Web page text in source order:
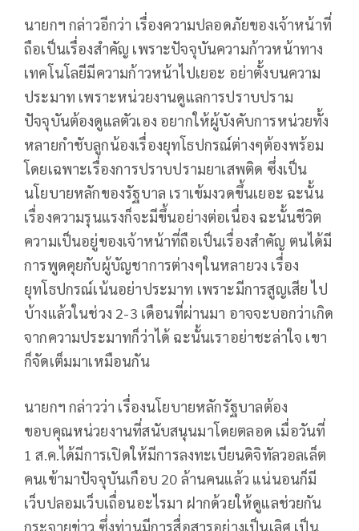
นายกฯ กล่าวอีกว่า เรื่องความปลอดภัยของเจ้าหน้าที่
ถือเป็นเรื่องสำคัญ เพราะปัจจุบันความก้าวหน้าทาง
เทคโนโลยีมีความก้าวหน้าไปเยอะ อย่าตั้งบนความ
ประมาท เพราะหน่วยงานดูแลการปราบปราม
ปัจจุบันต้องดูแลตัวเอง อยากให้ผู้บังคับการหน่วยทั้ง
หลายกำชับลูกน้องเรื่องยุทโธปกรณ์ต่างๆต้องพร้อม
โดยเฉพาะเรื่องการปราบปรามยาเสพติด ซึ่งเป็น
นโยบายหลักของรัฐบาล เราเข้มงวดขึ้นเยอะ ฉะนั้น
เรื่องความรุนแรงก็จะมีขึ้นอย่างต่อเนื่อง ฉะนั้นชีวิต
ความเป็นอยู่ของเจ้าหน้าที่ถือเป็นเรื่องสำคัญ ตนได้มี
การพูดคุยกับผู้บัญชาการต่างๆในหลายวง เรื่อง
ยุทโธปกรณ์เน้นอย่าประมาท เพราะมีการสูญเสีย ไป
บ้างแล้วในช่วง 2-3 เดือนที่ผ่านมา อาจจะบอกว่าเกิด
จากความประมาทก็ว่าได้ ฉะนั้นเราอย่าชะล่าใจ เขา
ก็จัดเต็มมาเหมือนกัน
นายกฯ กล่าวว่า เรื่องนโยบายหลักรัฐบาลต้อง
ขอบคุณหน่วยงานที่สนับสนุนมาโดยตลอด เมื่อวันที่
1 ส.ค.ได้มีการเปิดให้มีการลงทะเบียนดิจิทัลวอลเล็ต
คนเข้ามาปัจจุบันเกือบ 20 ล้านคนแล้ว แน่นอนก็มี
เว็บปลอมเว็บเถื่อนอะไรมา ฝากด้วยให้ดูแลช่วยกัน
กระจายข่าว ซึ่งท่านมีการสื่อสารอย่างเป็นเลิศ เป็น